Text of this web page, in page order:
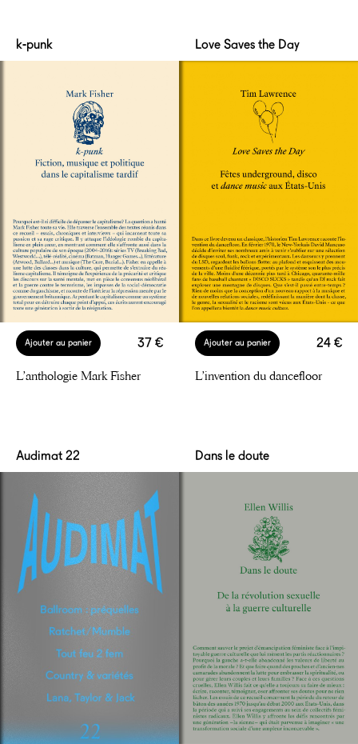
37 €
Ajouter au panier
L’anthologie Mark Fisher
k-punk
24 €
Ajouter au panier
L’invention du dancefloor
Love Saves the Day
Audimat 22 Dans le doute